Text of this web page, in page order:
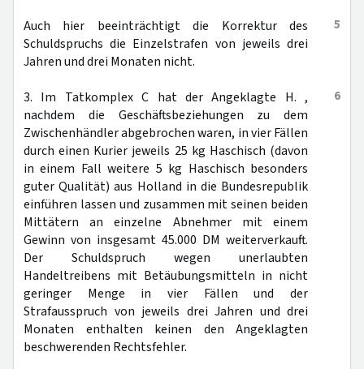
5
Auch hier beeinträchtigt die Korrektur des
Schuldspruchs die Einzelstrafen von jeweils drei
Jahren und drei Monaten nicht.
6
3. Im Tatkomplex C hat der Angeklagte H. ,
nachdem die Geschäftsbeziehungen zu dem
Zwischenhändler abgebrochen waren, in vier Fällen
durch einen Kurier jeweils 25 kg Haschisch (davon
in einem Fall weitere 5 kg Haschisch besonders
guter Qualität) aus Holland in die Bundesrepublik
einführen lassen und zusammen mit seinen beiden
Mittätern an einzelne Abnehmer mit einem
Gewinn von insgesamt 45.000 DM weiterverkauft.
Der Schuldspruch wegen unerlaubten
Handeltreibens mit Betäubungsmitteln in nicht
geringer Menge in vier Fällen und der
Strafausspruch von jeweils drei Jahren und drei
Monaten enthalten keinen den Angeklagten
beschwerenden Rechtsfehler.